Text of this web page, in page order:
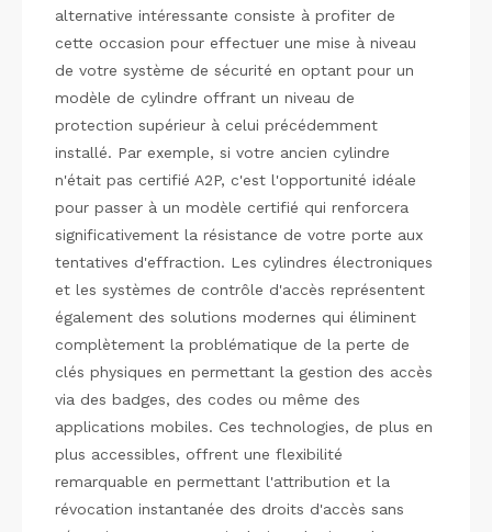
alternative intéressante consiste à profiter de
cette occasion pour effectuer une mise à niveau
de votre système de sécurité en optant pour un
modèle de cylindre offrant un niveau de
protection supérieur à celui précédemment
installé. Par exemple, si votre ancien cylindre
n'était pas certifié A2P, c'est l'opportunité idéale
pour passer à un modèle certifié qui renforcera
significativement la résistance de votre porte aux
tentatives d'effraction. Les cylindres électroniques
et les systèmes de contrôle d'accès représentent
également des solutions modernes qui éliminent
complètement la problématique de la perte de
clés physiques en permettant la gestion des accès
via des badges, des codes ou même des
applications mobiles. Ces technologies, de plus en
plus accessibles, offrent une flexibilité
remarquable en permettant l'attribution et la
révocation instantanée des droits d'accès sans